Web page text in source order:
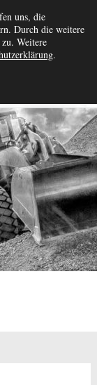
uns, die
Durch die weitere
Weitere
.
schließen